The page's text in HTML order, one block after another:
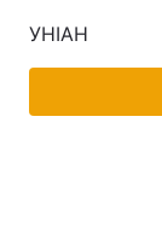
Лонгріди
УНІАН